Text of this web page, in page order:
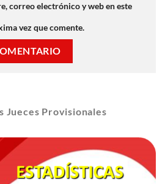
correo electrónico y web en este
vez que comente.
Jueces Provisionales